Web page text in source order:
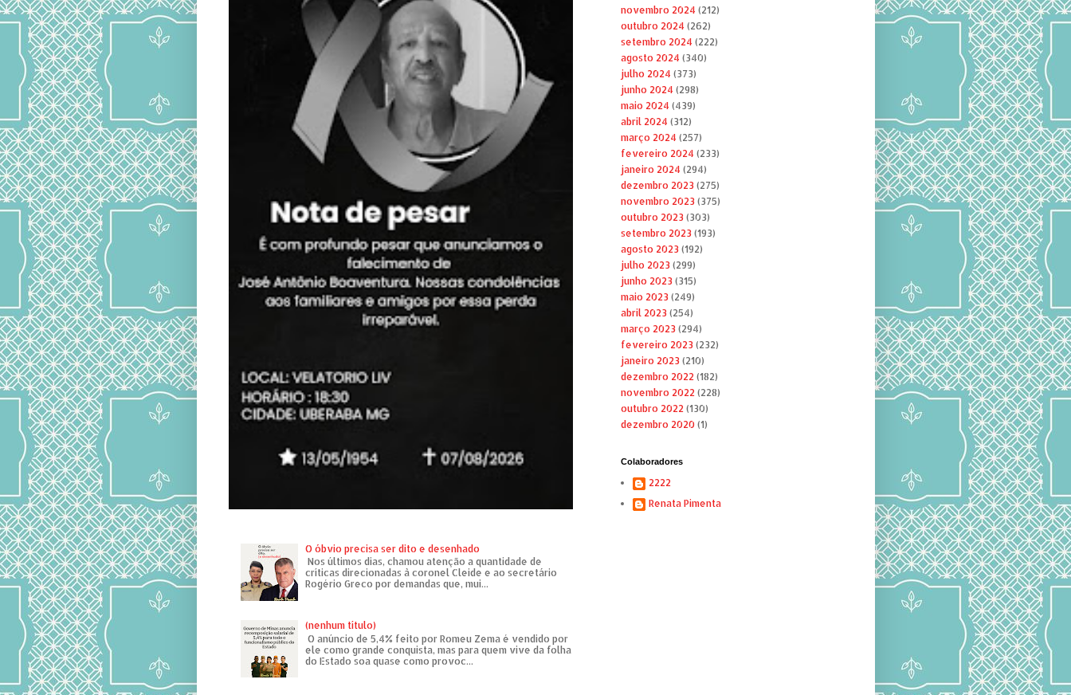
O óbvio precisa ser dito e desenhado
Nos últimos dias, chamou atenção a quantidade de
críticas direcionadas à coronel Cleide e ao secretário
Rogério Greco por demandas que, mui...
(nenhum título)
O anúncio de 5,4% feito por Romeu Zema é vendido por
ele como grande conquista, mas para quem vive da folha
do Estado soa quase como provoc...
novembro 2024 (212)
outubro 2024 (262)
setembro 2024 (222)
agosto 2024 (340)
julho 2024 (373)
junho 2024 (298)
maio 2024 (439)
abril 2024 (312)
março 2024 (257)
fevereiro 2024 (233)
janeiro 2024 (294)
dezembro 2023(275)
novembro 2023(375)
outubro 2023(303)
setembro 2023(193)
agosto 2023(192)
julho 2023(299)
junho 2023(315)
maio 2023(249)
abril 2023(254)
março 2023(294)
fevereiro 2023(232)
janeiro 2023(210)
dezembro 2022(182)
novembro 2022(228)
outubro 2022(130)
dezembro 2020(1)
Colaboradores
2222
Renata Pimenta